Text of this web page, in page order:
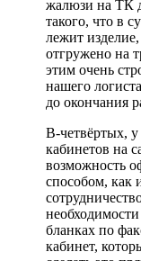
жалюзи на ТК
такого, что в
лежит
отгружено на
этим очень
нашего
до окончания
В-четвёртых, у
кабинетов на
возможность
способом, как
бланках по
кабинет,